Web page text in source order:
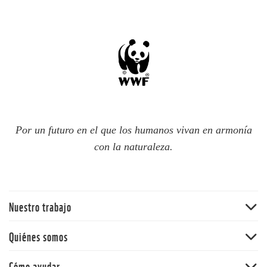
Por un futuro en el que los humanos vivan en armonía
con la naturaleza.
Nuestro trabajo
Océanos
Quiénes somos